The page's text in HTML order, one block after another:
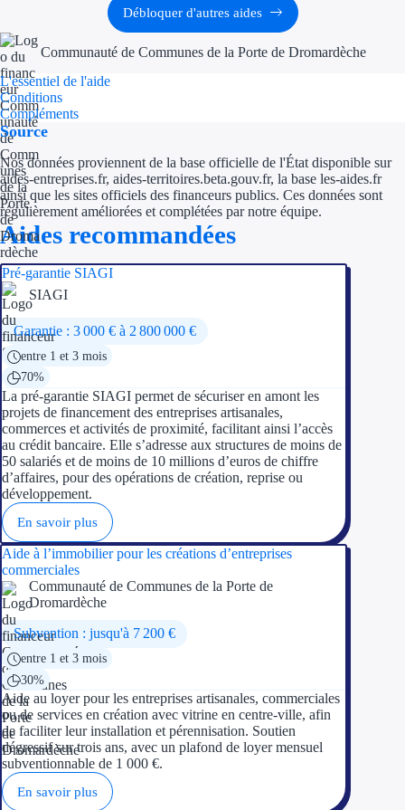
Débloquer d'autres aides
Communauté de Communes de la Porte de Dromardèche
L'essentiel de l'aide
Conditions
Compléments
Source
Nos données proviennent de la base officielle de l'État disponible sur
aides-entreprises.fr, aides-territoires.beta.gouv.fr, la base les-aides.fr
ainsi que les sites officiels des financeurs publics. Ces données sont
régulièrement améliorées et complétées par notre équipe.
Aides recommandées
Pré-garantie SIAGI
SIAGI
Garantie : 3 000 € à 2 800 000 €
entre 1 et 3 mois
70%
La pré-garantie SIAGI permet de sécuriser en amont les
projets de financement des entreprises artisanales,
commerces et activités de proximité, facilitant ainsi l’accès
au crédit bancaire. Elle s’adresse aux structures de moins de
50 salariés et de moins de 10 millions d’euros de chiffre
d’affaires, pour des opérations de création, reprise ou
développement.
En savoir plus
Aide à l’immobilier pour les créations d’entreprises
commerciales
Communauté de Communes de la Porte de
Dromardèche
Subvention : jusqu'à 7 200 €
entre 1 et 3 mois
30%
Aide au loyer pour les entreprises artisanales, commerciales
ou de services en création avec vitrine en centre-ville, afin
de faciliter leur installation et pérennisation. Soutien
dégressif sur trois ans, avec un plafond de loyer mensuel
subventionnable de 1 000 €.
En savoir plus